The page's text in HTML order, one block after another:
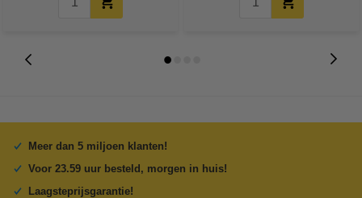
Meer dan 5 miljoen klanten!
Voor 23.59 uur besteld, morgen in huis!
Laagsteprijsgarantie!